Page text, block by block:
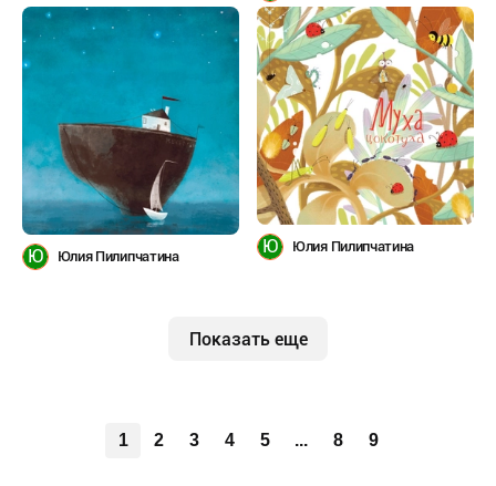
Ю Юлия Пилипчатина Ю Юлия Пилипчатина
Показать еще
1 2 3 4 5 ... 8 9